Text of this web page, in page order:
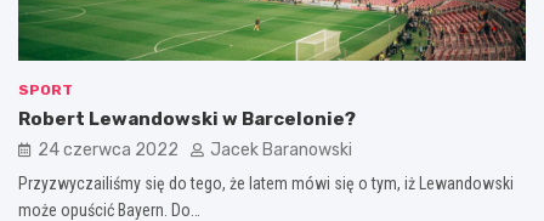
SPORT
Robert Lewandowski w Barcelonie?
24 czerwca 2022 Jacek Baranowski
Przyzwyczailiśmy się do tego, że latem mówi się o tym, iż Lewandowski
może opuścić Bayern. Do…